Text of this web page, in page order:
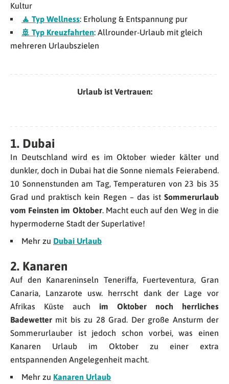
Kultur
🧘 Typ Wellness: Erholung & Entspannung pur
🚢 Typ Kreuzfahrten: Allrounder-Urlaub mit gleich
mehreren Urlaubszielen
Urlaub ist Vertrauen:
1. Dubai
In Deutschland wird es im Oktober wieder kälter und
dunkler, doch in Dubai hat die Sonne niemals Feierabend.
10 Sonnenstunden am Tag, Temperaturen von 23 bis 35
Grad und praktisch kein Regen – das ist Sommerurlaub
vom Feinsten im Oktober. Macht euch auf den Weg in die
hypermoderne Stadt der Superlative!
Mehr zu Dubai Urlaub
2. Kanaren
Auf den Kanareninseln Teneriffa, Fuerteventura, Gran
Canaria, Lanzarote usw. herrscht dank der Lage vor
Afrikas Küste auch im Oktober noch herrliches
Badewetter mit bis zu 28 Grad. Der große Ansturm der
Sommerurlauber ist jedoch schon vorbei, was einen
Kanaren Urlaub im Oktober zu einer extra
entspannenden Angelegenheit macht.
Mehr zu Kanaren Urlaub